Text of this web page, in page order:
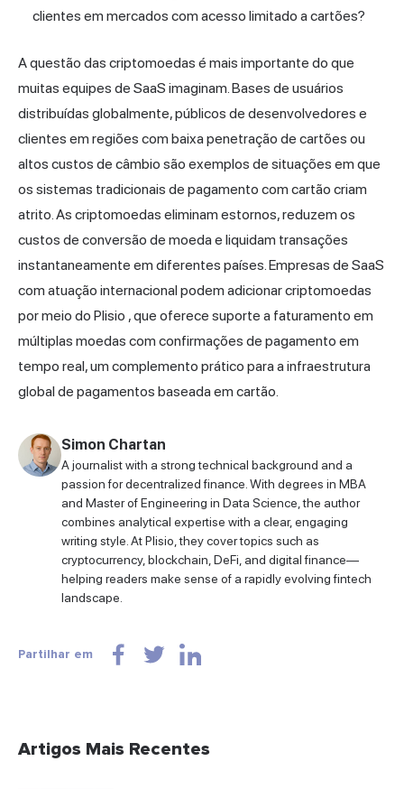
clientes em mercados com acesso limitado a cartões?
A questão das criptomoedas é mais importante do que
muitas equipes de SaaS imaginam. Bases de usuários
distribuídas globalmente, públicos de desenvolvedores e
clientes em regiões com baixa penetração de cartões ou
altos custos de câmbio são exemplos de situações em que
os sistemas tradicionais de pagamento com cartão criam
atrito. As criptomoedas eliminam estornos, reduzem os
custos de conversão de moeda e liquidam transações
instantaneamente em diferentes países. Empresas de SaaS
com atuação internacional podem adicionar criptomoedas
por meio do Plisio , que oferece suporte a faturamento em
múltiplas moedas com confirmações de pagamento em
tempo real, um complemento prático para a infraestrutura
global de pagamentos baseada em cartão.
Simon Chartan
A journalist with a strong technical background and a
passion for decentralized finance. With degrees in MBA
and Master of Engineering in Data Science, the author
combines analytical expertise with a clear, engaging
writing style. At Plisio, they cover topics such as
cryptocurrency, blockchain, DeFi, and digital finance—
helping readers make sense of a rapidly evolving fintech
landscape.
Partilhar em
Artigos Mais Recentes